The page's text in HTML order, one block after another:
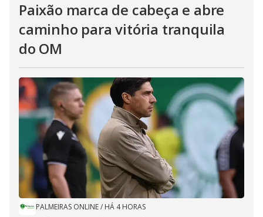
Paixão marca de cabeça e abre
caminho para vitória tranquila
do OM
PALMEIRAS ONLINE/ HÁ 4 HORAS